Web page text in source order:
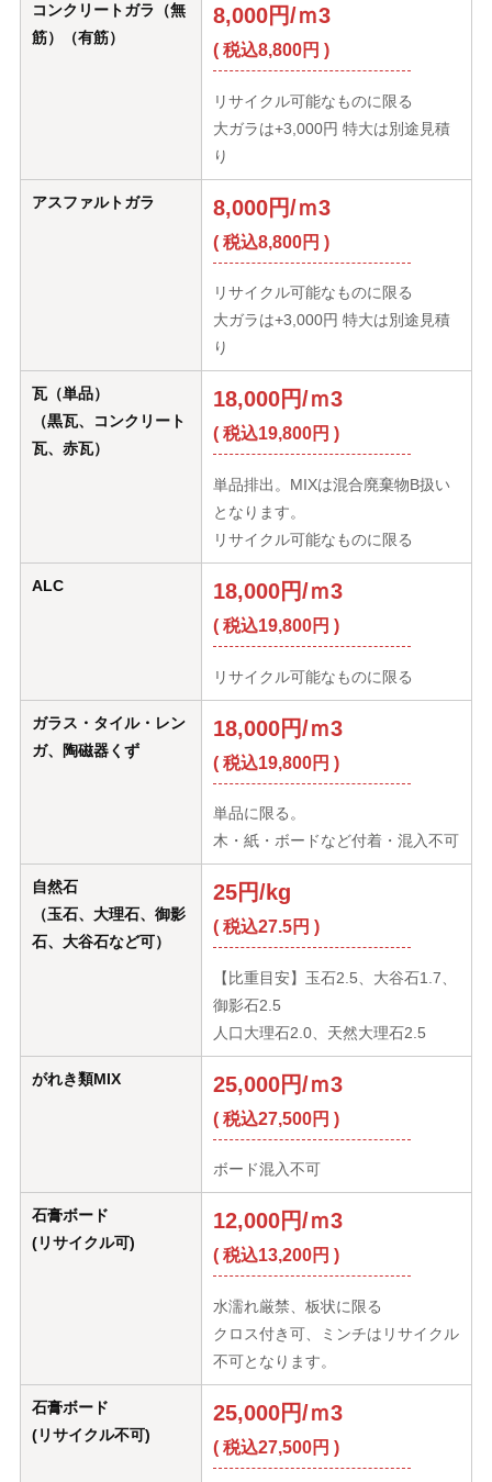
コンクリートガラ（無
筋）（有筋）
8,000円/ｍ3
( 税込8,800円 )
リサイクル可能なものに限る
大ガラは+3,000円 特大は別途見積
り
アスファルトガラ 8,000円/ｍ3
( 税込8,800円 )
リサイクル可能なものに限る
大ガラは+3,000円 特大は別途見積
り
瓦（単品）
（黒瓦、コンクリート
瓦、赤瓦）
18,000円/ｍ3
( 税込19,800円 )
単品排出。MIXは混合廃棄物B扱い
となります。
リサイクル可能なものに限る
ALC 18,000円/ｍ3
( 税込19,800円 )
リサイクル可能なものに限る
ガラス・タイル・レン
ガ、陶磁器くず
18,000円/ｍ3
( 税込19,800円 )
単品に限る。
木・紙・ボードなど付着・混入不可
自然石
（玉石、大理石、御影
石、大谷石など可）
25円/kg
( 税込27.5円 )
【比重目安】玉石2.5、大谷石1.7、
御影石2.5
人口大理石2.0、天然大理石2.5
がれき類MIX 25,000円/ｍ3
( 税込27,500円 )
ボード混入不可
石膏ボード
(リサイクル可)
12,000円/ｍ3
( 税込13,200円 )
水濡れ厳禁、板状に限る
クロス付き可、ミンチはリサイクル
不可となります。
石膏ボード
(リサイクル不可)
25,000円/ｍ3
( 税込27,500円 )